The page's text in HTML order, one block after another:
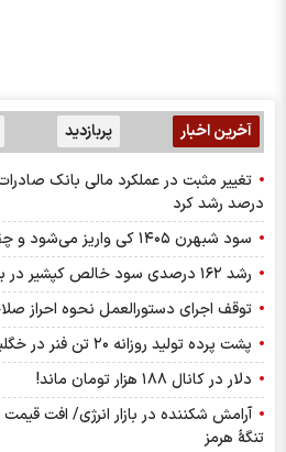
آخرین اخبار پربازدید
درصد رشد کرد
سود شبهرن ۱۴۰۵ کی واریز می‌شود و چقدر است؟
رشد ۱۶۲ درصدی سود خالص کپشیر در بهار ۱۴۰۵
توقف اجرای دستورالعمل نحوه احراز
پشت پرده تولید روزانه ۲۰ تن فنر در خگلپا
دلار در کانال ۱۸۸ هزار تومان ماند!
آرامش شکننده در بازار انرژی/ افت
تنگۀ هرمز